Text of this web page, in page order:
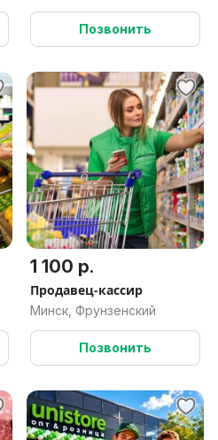
Позвонить
1 100 р.
Продавец-кассир
Минск, Фрунзенский
Позвонить